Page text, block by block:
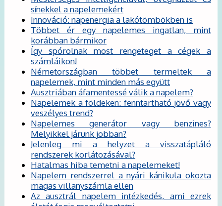
sínekkel a napelemekért
Innováció: napenergia a lakótömbökben is
Többet ér egy napelemes ingatlan, mint
korábban bármikor
Így spórolnak most rengeteget a cégek a
számláikon!
Németországban többet termeltek a
napelemek, mint minden más együtt
Ausztriában áfamentessé válik a napelem?
Napelemek a földeken: fenntartható jövő vagy
veszélyes trend?
Napelemes generátor vagy benzines?
Melyikkel járunk jobban?
Jelenleg mi a helyzet a visszatápláló
rendszerek korlátozásával?
Hatalmas hiba temetni a napelemeket!
Napelem rendszerrel a nyári kánikula okozta
magas villanyszámla ellen
Az ausztrál napelem intézkedés, ami ezrek